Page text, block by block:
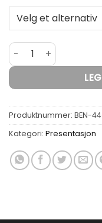
Hvit Ramme med
Produktnummer: BEN-
Kategori: Presentasjon